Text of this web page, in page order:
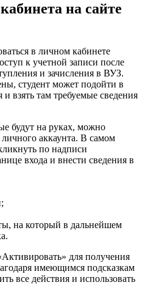
на сайте
в личном кабинете
к учетной записи после
и зачисления в ВУЗ.
студент может подойти в
взять там требуемые сведения
будут на руках, можно
аккаунта. В самом
по надписи
входа и внести сведения в
на который в дальнейшем
для получения
имеющимся подсказкам
все действия и использовать